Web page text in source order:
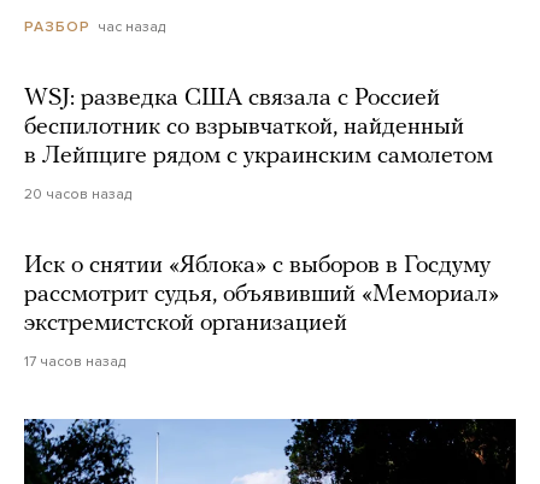
РАЗБОР час назад
WSJ: разведка США связала с Россией
беспилотник со взрывчаткой, найденный
в Лейпциге рядом с украинским самолетом
20 часов назад
Иск о снятии «Яблока» с выборов в Госдуму
рассмотрит судья, объявивший «Мемориал»
экстремистской организацией
17 часов назад